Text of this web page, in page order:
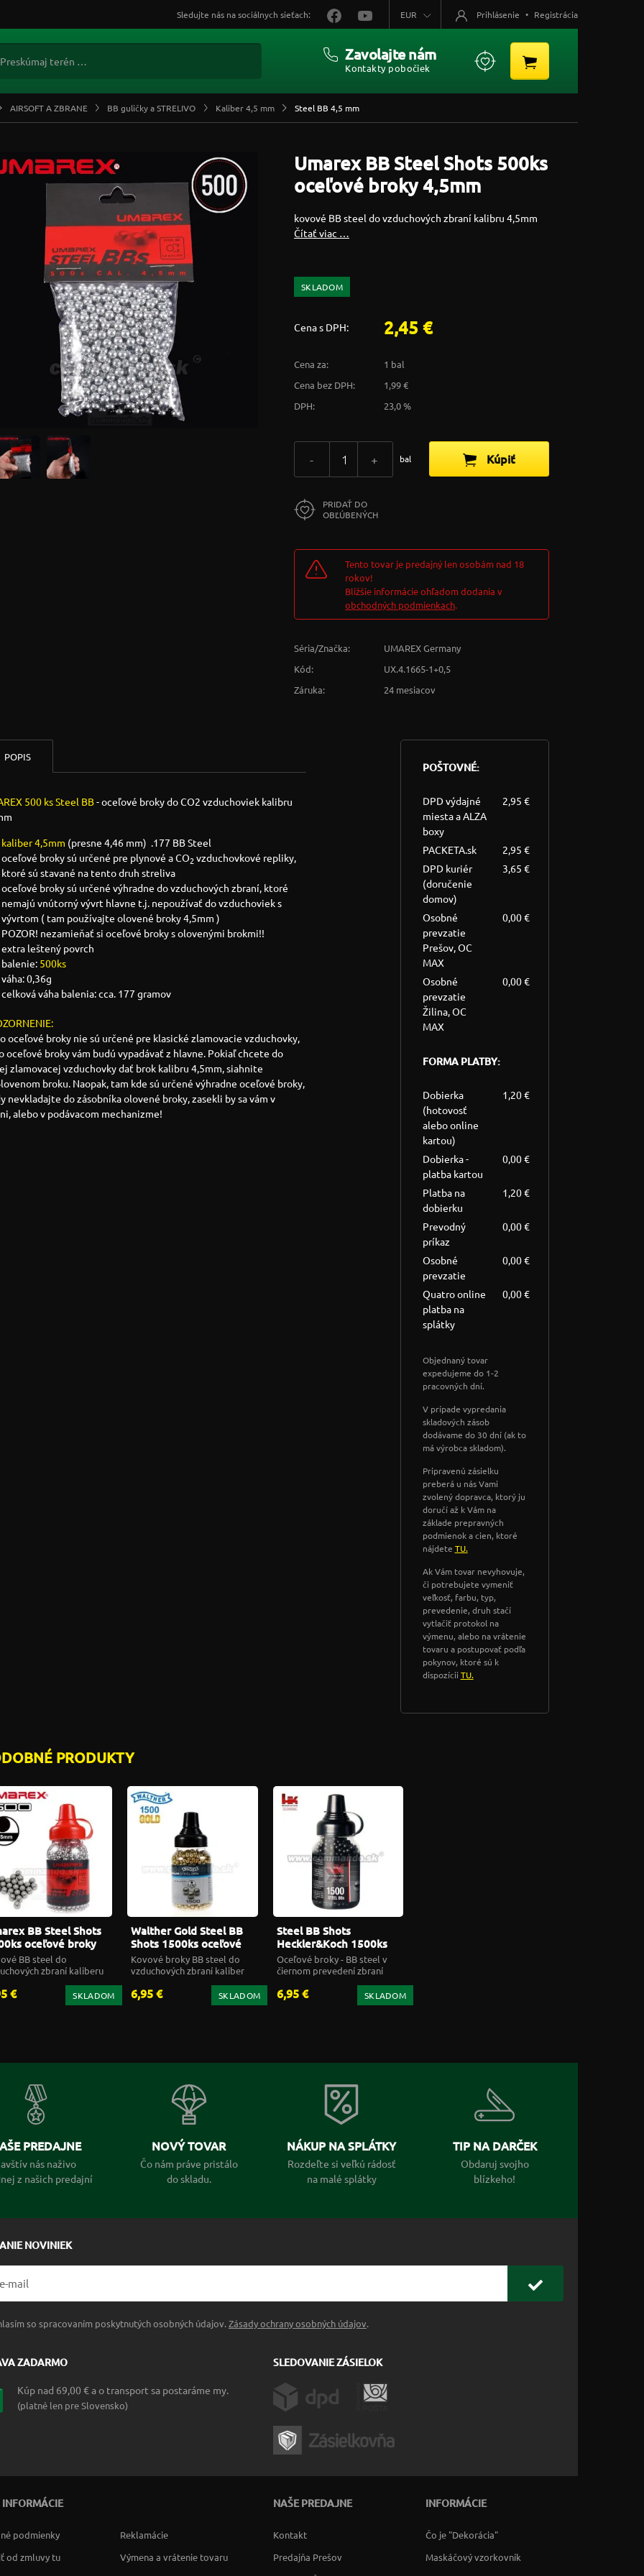
AIRSOFT A ZBRANE BB guličky a STRELIVO Kaliber 4,5 mm Steel BB 4,5 mm
Umarex BB Steel Shots 500ks
oceľové broky 4,5mm
kovové BB steel do vzduchových zbraní kalibru 4,5mm
Čítať viac …
SKLADOM
Cena s DPH: 2,45 €
Cena za:
1 bal
Cena bez DPH:
1,99 €
DPH:
23,0 %
- + bal Kúpiť
PRIDAŤ DO
OBĽÚBENÝCH
Tento tovar je predajný len osobám nad 18
rokov!
Bližšie informácie ohľadom dodania v
obchodných podmienkach.
Séria/Značka:
UMAREX Germany
Kód:
UX.4.1665-1+0,5
Záruka:
24 mesiacov
POPIS
500 ksSteel BB- oceľové broky do CO2 vzduchoviek kalibru
kaliber 4,5mm (presne 4,46 mm) .177 BB Steel
oceľové broky sú určené pre plynové a CO2 vzduchovkové repliky,
ktoré sú stavané na tento druh streliva
oceľové broky sú určené výhradne do vzduchových zbraní, ktoré
nemajú vnútorný vývrt hlavne t.j. nepoužívať do vzduchoviek s
vývrtom ( tam používajte olovené broky 4,5mm )
POZOR! nezamieňať si oceľové broky s olovenými brokmi!!
extra leštený povrch
balenie: 500ks
váha: 0,36g
celková váha balenia: cca. 177 gramov
oceľové broky nie sú určené pre klasické zlamovacie vzduchovky,
oceľové broky vám budú vypadávať z hlavne. Pokiaľ chcete do
zlamovacej vzduchovky dať brok kalibru 4,5mm, siahnite
broku. Naopak, tam kde sú určené výhradne oceľové broky,
nevkladajte do zásobníka olovené broky, zasekli by sa vám v
alebo v podávacom mechanizme!
POŠTOVNÉ:
DPD výdajné
miesta a ALZA
boxy
2,95 €
PACKETA.sk
2,95 €
DPD kuriér
(doručenie
domov)
3,65 €
Osobné
prevzatie
Prešov, OC
MAX
0,00 €
Osobné
prevzatie
Žilina, OC
MAX
0,00 €
FORMA PLATBY:
Dobierka
(hotovosť
alebo online
kartou)
1,20 €
Dobierka -
platba kartou
0,00 €
Platba na
dobierku
1,20 €
Prevodný
príkaz
0,00 €
Osobné
prevzatie
0,00 €
Quatro online
platba na
splátky
0,00 €
Objednaný tovar
expedujeme do 1-2
pracovných dní.
V prípade vypredania
skladových zásob
dodávame do 30 dní (ak to
má výrobca skladom).
Pripravenú zásielku
preberá u nás Vami
zvolený dopravca, ktorý ju
doručí až k Vám na
základe prepravných
podmienok a cien, ktoré
nájdete TU.
Ak Vám tovar nevyhovuje,
či potrebujete vymeniť
veľkosť, farbu, typ,
prevedenie, druh stačí
vytlačiť protokol na
výmenu, alebo na vrátenie
tovaru a postupovať podľa
pokynov, ktoré sú k
dispozícii TU.
PRODUKTY
BB Steel Shots
oceľové broky
BB steel do
zbraní kaliberu
€ SKLADOM
Walther Gold Steel BB
Shots 1500ks oceľové
broky 4,5mm
Kovové broky BB steel do
vzduchových zbraní kaliber
6,95 € SKLADOM
Steel BB Shots
Heckler&Koch 1500ks
oceľové broky 4,5mm
Oceľové broky - BB steel v
čiernom prevedení zbraní
6,95 € SKLADOM
PREDAJNE
nás naživo
z našich predajní
NOVÝ TOVAR
Čo nám práve pristálo
do skladu.
NÁKUP NA SPLÁTKY
Rozdeľte si veľkú rádosť
na malé splátky
TIP NA DARČEK
Obdaruj svojho
blízkeho!
NOVINIEK
so spracovaním poskytnutých osobných údajov.Zásady ochrany osobných údajov.
ZADARMO
Kúp nad 69,00 € a o transport sa postaráme my.
(platné len pre Slovensko)
SLEDOVANIE ZÁSIELOK
INFORMÁCIE
podmienky
Reklamácie
od zmluvy tu
Výmena a vrátenie tovaru
NAŠE PREDAJNE
Kontakt
Predajňa Prešov
INFORMÁCIE
Čo je "Dekorácia"
Maskáčový vzorkovník
Sledujte nás na sociálnych sieťach: EUR Prihlásenie • Registrácia
Zavolajte nám
Kontakty pobočiek